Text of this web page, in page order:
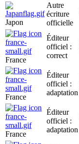
Japon
Autre
écriture
officielle
France
Éditeur
officiel :
correct
France
Éditeur
officiel :
adaptation
France
Éditeur
officiel :
adaptation